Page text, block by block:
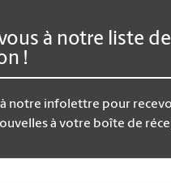
à notre liste de
!
à notre infolettre pour
à votre boîte de